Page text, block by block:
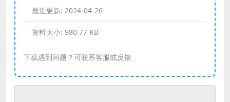
最近更新: 2024-04-26
资料大小: 980.77 KB
下载遇到问题？可联系客服或反馈